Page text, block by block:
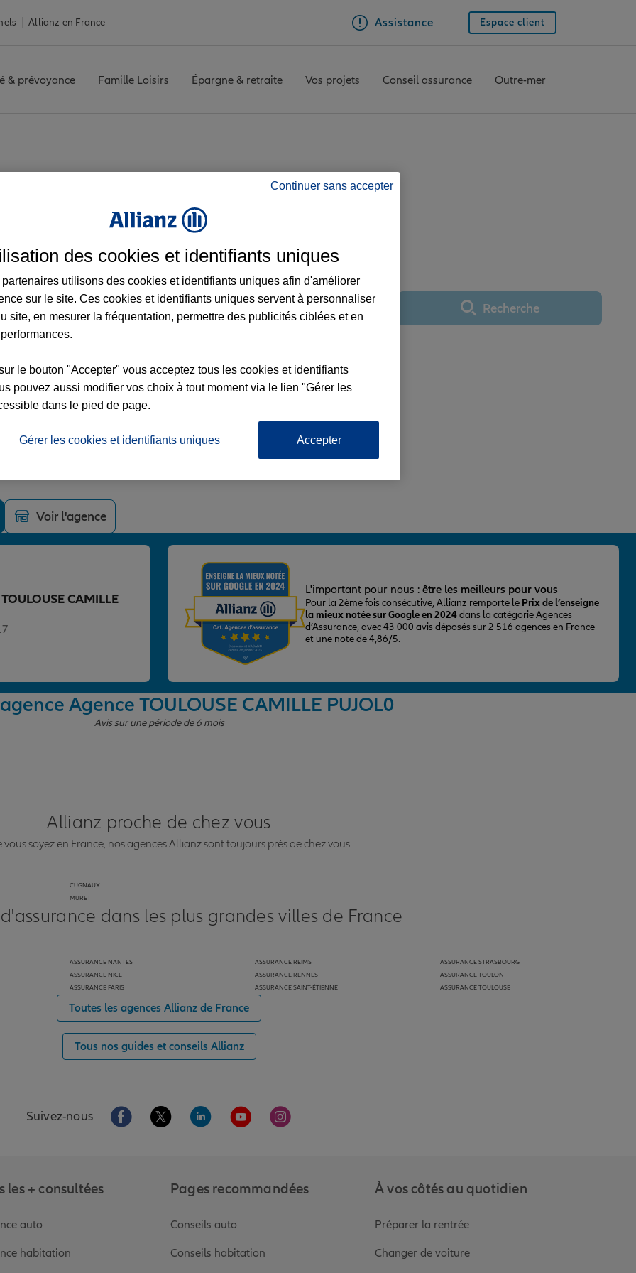
Allianz en France Assistance Espace client
& prévoyance Famille Loisirs Épargne & retraite Vos projets Conseil assurance Outre-mer
l'agence TOULOUSE CAMILLE PUJOL
Utiliser ma positionRecherche
CAMILLE PUJOL
PUJOL
Voir l'agence
CAMILLE
L'important pour nous : être les meilleurs pour vous
Pour la 2ème fois consécutive, Allianz remporte le Prix de l’enseigne
la mieux notée sur Google en 2024dans la catégorie Agences
d’Assurance, avec 43 000 avis déposés sur 2 516 agences en France
et une note de 4,86/5.
Agence TOULOUSE CAMILLE PUJOL0
Avis sur une période de 6 mois
Allianz proche de chez vous
vous soyez en France, nos agences Allianz sont toujours près de chez vous.
CUGNAUX
MURET
dans les plus grandes villes de France
ASSURANCE NANTES
ASSURANCE NICE
ASSURANCE PARIS
ASSURANCE REIMS
ASSURANCE RENNES
ASSURANCE SAINT-ÉTIENNE
ASSURANCE STRASBOURG
ASSURANCE TOULON
ASSURANCE TOULOUSE
Toutes les agences Allianz de France
Tous nos guides et conseils Allianz
Suivez-nous Aller sur la page Facebook de Allianz
Aller sur la page Twitter de Allianz
Aller sur la page Linkedin de Allianz
Aller sur la page Youtube de Allianz
Aller sur la page Instagram de Allianz
les + consultées
auto
habitation
Pages recommandées
Conseils auto
Conseils habitation
À vos côtés au quotidien
Préparer la rentrée
Changer de voiture
Continuer sans accepter
des cookies et identifiants uniques
partenaires utilisons des cookies et identifiants uniques afin d'améliorer
sur le site. Ces cookies et identifiants uniques servent à personnaliser
site, en mesurer la fréquentation, permettre des publicités ciblées et en
le bouton "Accepter" vous acceptez tous les cookies et identifiants
pouvez aussi modifier vos choix à tout moment via le lien "Gérer les
dans le pied de page.
Gérer les cookies et identifiants uniques Accepter